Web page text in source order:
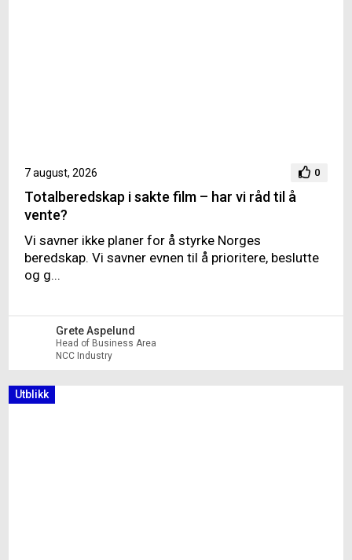
7 august, 2026 0
Totalberedskap i sakte film – har vi råd til å
vente?
Vi savner ikke planer for å styrke Norges
beredskap. Vi savner evnen til å prioritere, beslutte
og g...
Grete Aspelund
Head of Business Area
NCC Industry
Utblikk